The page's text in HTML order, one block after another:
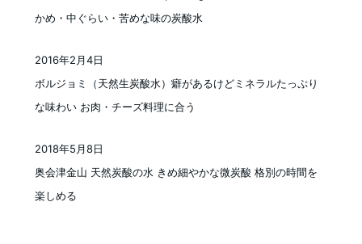
かめ・中ぐらい・苦めな味の炭酸水
ボルジョミ（天然生炭酸水）癖があるけどミネラルたっぷり
な味わい お肉・チーズ料理に合う
2016年2月4日
奥会津金山 天然炭酸の水 きめ細やかな微炭酸 格別の時間を
楽しめる
投稿日
2018年5月8日